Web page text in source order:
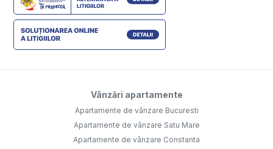
Vânzări apartamente
Apartamente de vânzare Bucuresti
Apartamente de vânzare Satu Mare
Apartamente de vânzare Constanta